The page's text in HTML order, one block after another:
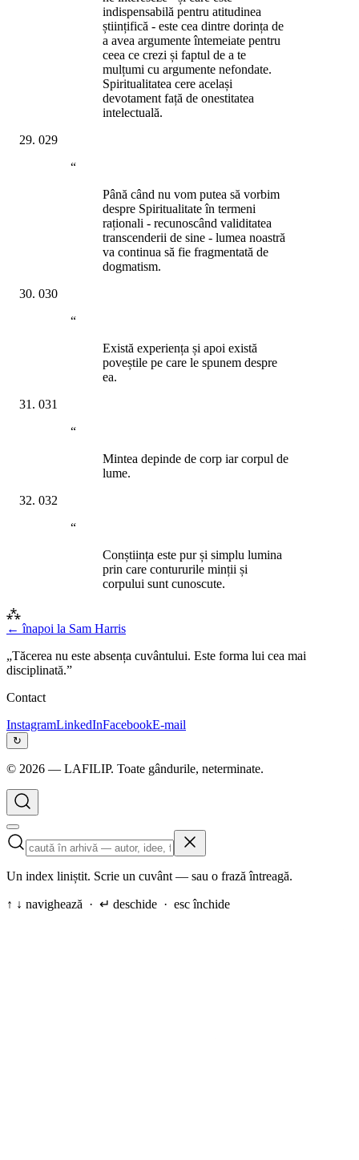
indispensabilă pentru atitudinea
științifică - este cea dintre dorința de
a avea argumente întemeiate pentru
ceea ce crezi și faptul de a te
mulțumi cu argumente nefondate.
Spiritualitatea cere același
devotament față de onestitatea
intelectuală.
029
“
Până când nu vom putea să vorbim
despre Spiritualitate în termeni
raționali - recunoscând validitatea
transcenderii de sine - lumea noastră
va continua să fie fragmentată de
dogmatism.
030
“
Există experiența și apoi există
poveștile pe care le spunem despre
ea.
031
“
Mintea depinde de corp iar corpul de
lume.
032
“
Conștiința este pur și simplu lumina
prin care contururile minții și
corpului sunt cunoscute.
⁂
← înapoi la Sam Harris
„Tăcerea nu este absența cuvântului. Este forma lui cea mai
disciplinată.”
Contact
InstagramLinkedInFacebookE-mail
↻
© 2026 — LAFILIP. Toate gândurile, neterminate.
Un index liniștit. Scrie un cuvânt — sau o frază întreagă.
↑ ↓ navighează · ↵ deschide · esc închide